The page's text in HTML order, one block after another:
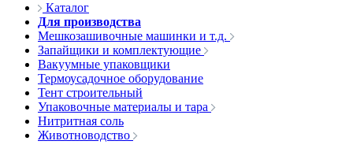
Каталог
Для производства
Мешкозашивочные машинки и т.д.
Запайщики и комплектующие
Вакуумные упаковщики
Термоусадочное оборудование
Тент строительный
Упаковочные материалы и тара
Нитритная соль
Животноводство